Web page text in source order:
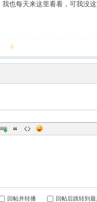
我也每天来这里看看，可我没
回帖并转播 回帖后跳转到